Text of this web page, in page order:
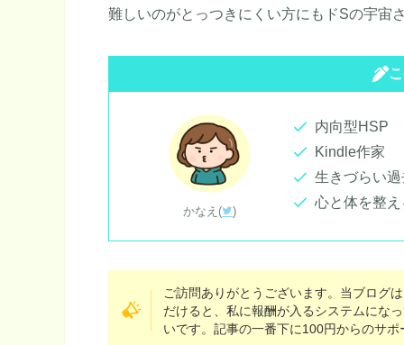
難しいのがとっつきにくい方にもドSの宇宙
かなえ( )
内向型HSP
Kindle作家
生きづらい
心と体を整
ご訪問ありがとうございます。当ブログ
だけると、私に報酬が入るシステムにな
いです。記事の一番下に100円からのサ